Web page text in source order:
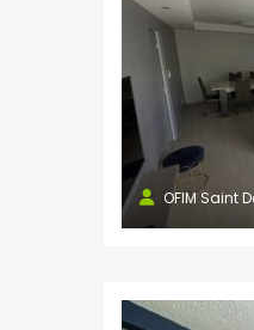
OFIM Saint
SAINT PAUL
0262 45 13 48
0262 45 43 51
stpaul@ofim.fr
Saline les Bains
0262 34 27 29